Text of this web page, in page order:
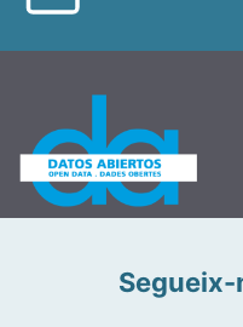
Segueix-